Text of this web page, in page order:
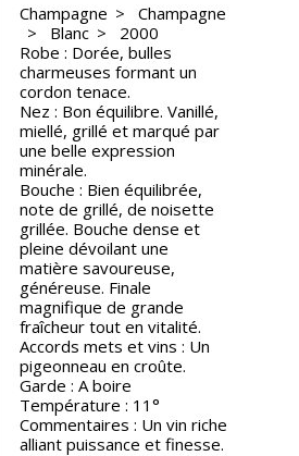
Champagne
Champagne
Blanc
2000
Robe : Dorée, bulles
charmeuses formant un
cordon tenace.
Nez : Bon équilibre. Vanillé,
miellé, grillé et marqué par
une belle expression
minérale.
Bouche : Bien équilibrée,
note de grillé, de noisette
grillée. Bouche dense et
pleine dévoilant une
matière savoureuse,
généreuse. Finale
magnifique de grande
fraîcheur tout en vitalité.
Accords mets et vins : Un
pigeonneau en croûte.
Garde : A boire
Température : 11°
Commentaires : Un vin riche
alliant puissance et finesse.